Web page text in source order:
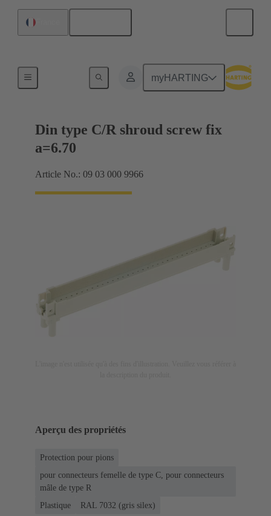
myHARTING
Raccordement carte mère à carte fille
Din type C/R shroud screw fix
a=6.70
Article No.: 09 03 000 9966
Aperçu des propriétés
Protection pour pions
pour connecteurs femelle de type C, pour connecteurs
mâle de type R
Plastique
RAL 7032 (gris silex)